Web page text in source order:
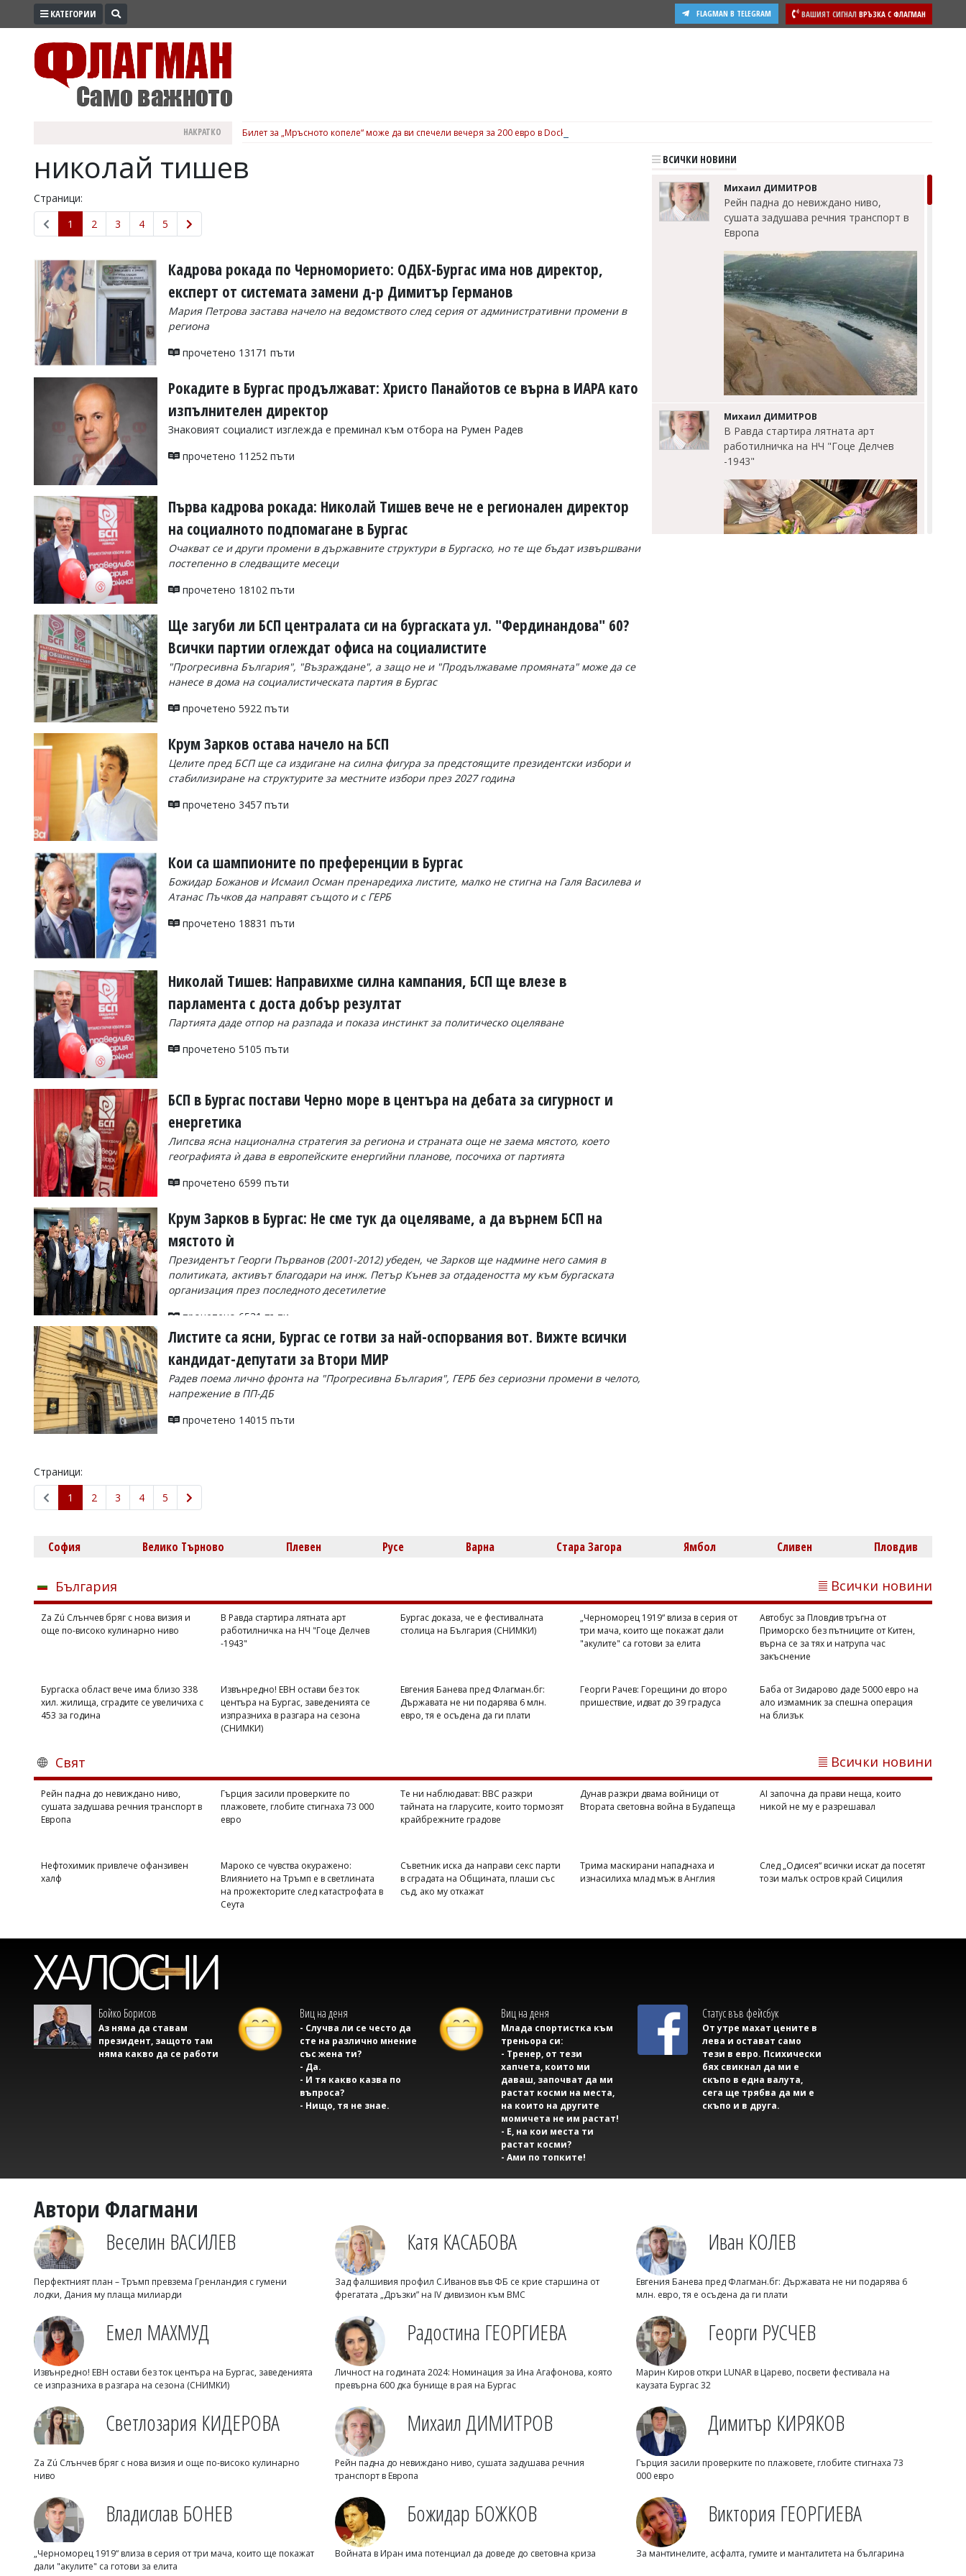
ПРОМО
ЗДРАВЕ
ПОЛИТИКА
ОБЩИНИ
ОБЩЕСТВО
ЛАЙФСТАЙЛ
ВОЙНАТА
СПОРТ
РАЗСЛЕДВАНЕ
v.vasilev@flagman.bg
Касабова,
k.kassabova@flagman.bg
Главен
редактор:
Колев,
office@flagman.bg
Коментарите
статиите
въвеждат
читателите
откриете
обиден
коментар,
сигнализирайте
КАТЕГОРИИ ВАШИЯТ СИГНАЛ ВРЪЗКА С ФЛАГМАН
FLAGMAN В TELEGRAM
НАКРАТКО Билет за „Мръсното копеле“ може да ви спечели вечеря за 200 евро в Dock 5, вижте подробности
николай тишев
Страници:
1
2 3 4 5
Кадрова рокада по Черноморието: ОДБХ-Бургас има нов директор,
експерт от системата замени д-р Димитър Германов
Мария Петрова застава начело на ведомството след серия от административни промени в
региона
прочетено 13171 пъти
Рокадите в Бургас продължават: Христо Панайотов се върна в ИАРА като
изпълнителен директор
Знаковият социалист изглежда е преминал към отбора на Румен Радев
прочетено 11252 пъти
Първа кадрова рокада: Николай Тишев вече не е регионален директор
на социалното подпомагане в Бургас
Очакват се и други промени в държавните структури в Бургаско, но те ще бъдат извършвани
постепенно в следващите месеци
прочетено 18102 пъти
Ще загуби ли БСП централата си на бургаската ул. "Фердинандова" 60?
Всички партии оглеждат офиса на социалистите
"Прогресивна България", "Възраждане", а защо не и "Продължаваме промяната" може да се
нанесе в дома на социалистическата партия в Бургас
прочетено 5922 пъти
Крум Зарков остава начело на БСП
Целите пред БСП ще са издигане на силна фигура за предстоящите президентски избори и
стабилизиране на структурите за местните избори през 2027 година
прочетено 3457 пъти
Кои са шампионите по преференции в Бургас
Божидар Божанов и Исмаил Осман пренаредиха листите, малко не стигна на Галя Василева и
Атанас Пъчков да направят същото и с ГЕРБ
прочетено 18831 пъти
Николай Тишев: Направихме силна кампания, БСП ще влезе в
парламента с доста добър резултат
Партията даде отпор на разпада и показа инстинкт за политическо оцеляване
прочетено 5105 пъти
БСП в Бургас постави Черно море в центъра на дебата за сигурност и
енергетика
Липсва ясна национална стратегия за региона и страната още не заема мястото, което
географията ѝ дава в европейските енергийни планове, посочиха от партията
прочетено 6599 пъти
Крум Зарков в Бургас: Не сме тук да оцеляваме, а да върнем БСП на
мястото ѝ
Президентът Георги Първанов (2001-2012) убеден, че Зарков ще надмине него самия в
политиката, активът благодари на инж. Петър Кънев за отдадеността му към бургаската
организация през последното десетилетие
прочетено 6531 пъти
Листите са ясни, Бургас се готви за най-оспорвания вот. Вижте всички
кандидат-депутати за Втори МИР
Радев поема лично фронта на "Прогресивна България", ГЕРБ без сериозни промени в челото,
напрежение в ПП-ДБ
прочетено 14015 пъти
Страници:
1
2 3 4 5
ВСИЧКИ НОВИНИ
Михаил ДИМИТРОВ
Рейн падна до невиждано ниво,
сушата задушава речния транспорт в
Европа
Михаил ДИМИТРОВ
В Равда стартира лятната арт
работилничка на НЧ "Гоце Делчев
-1943"
453 за година
Михаил ДИМИТРОВ
на прожекторите след катастрофата в
пришествие, идват до 39 градуса
София Велико Търново Плевен Русе Варна Стара Загора Ямбол Сливен Пловдив
България Всички новини
Za Zú Слънчев бряг с нова визия и
още по-високо кулинарно ниво
В Равда стартира лятната арт
работилничка на НЧ "Гоце Делчев
-1943"
Бургас доказа, че е фестивалната
столица на България (СНИМКИ)
„Черноморец 1919“ влиза в серия от
три мача, които ще покажат дали
"акулите" са готови за елита
Автобус за Пловдив тръгна от
Приморско без пътниците от Китен,
върна се за тях и натрупа час
закъснение
Бургаска област вече има близо 338
хил. жилища, сградите се увеличиха с
453 за година
Извънредно! ЕВН остави без ток
центъра на Бургас, заведенията се
изпразниха в разгара на сезона
(СНИМКИ)
Евгения Банева пред Флагман.бг:
Държавата не ни подарява 6 млн.
евро, тя е осъдена да ги плати
Георги Рачев: Горещини до второ
пришествие, идват до 39 градуса
Баба от Зидарово даде 5000 евро на
ало измамник за спешна операция
на близък
Свят Всички новини
Рейн падна до невиждано ниво,
сушата задушава речния транспорт в
Европа
Гърция засили проверките по
плажовете, глобите стигнаха 73 000
евро
Те ни наблюдават: BBC разкри
тайната на гларусите, които тормозят
крайбрежните градове
Дунав разкри двама войници от
Втората световна война в Будапеща
AI започна да прави неща, които
никой не му е разрешавал
Нефтохимик привлече офанзивен
халф
Мароко се чувства окуражено:
Влиянието на Тръмп е в светлината
на прожекторите след катастрофата в
Сеута
Съветник иска да направи секс парти
в сградата на Общината, плаши със
съд, ако му откажат
Трима маскирани нападнаха и
изнасилиха млад мъж в Англия
След „Одисея“ всички искат да посетят
този малък остров край Сицилия
Бойко Борисов
Аз няма да ставам
президент, защото там
няма какво да се работи
Виц на деня
- Случва ли се често да
сте на различно мнение
със жена ти?
- Да.
- И тя какво казва по
въпроса?
- Нищо, тя не знае.
Виц на деня
Млада спортистка към
треньора си:
- Тренер, от тези
хапчета, които ми
даваш, започват да ми
растат косми на места,
на които на другите
момичета не им растат!
- Е, на кои места ти
растат косми?
- Ами по топките!
Статус във фейсбук
От утре махат цените в
лева и остават само
тези в евро. Психически
бях свикнал да ми е
скъпо в една валута,
сега ще трябва да ми е
скъпо и в друга.
Автори Флагмани
Веселин ВАСИЛЕВ
Перфектният план – Тръмп превзема Гренландия с гумени
лодки, Дания му плаща милиарди
Катя КАСАБОВА
Зад фалшивия профил С.Иванов във ФБ се крие старшина от
фрегатата „Дръзки” на IV дивизион към ВМС
Иван КОЛЕВ
Евгения Банева пред Флагман.бг: Държавата не ни подарява 6
млн. евро, тя е осъдена да ги плати
Емел МАХМУД
Извънредно! ЕВН остави без ток центъра на Бургас, заведенията
се изпразниха в разгара на сезона (СНИМКИ)
Радостина ГЕОРГИЕВА
Личност на годината 2024: Номинация за Ина Агафонова, която
превърна 600 дка бунище в рая на Бургас
Георги РУСЧЕВ
Марин Киров откри LUNAR в Царево, посвети фестивала на
каузата Бургас 32
Светлозария КИДЕРОВА
Za Zú Слънчев бряг с нова визия и още по-високо кулинарно
ниво
Михаил ДИМИТРОВ
Рейн падна до невиждано ниво, сушата задушава речния
транспорт в Европа
Димитър КИРЯКОВ
Гърция засили проверките по плажовете, глобите стигнаха 73
000 евро
Владислав БОНЕВ
„Черноморец 1919“ влиза в серия от три мача, които ще покажат
дали "акулите" са готови за елита
Божидар БОЖКОВ
Войната в Иран има потенциал да доведе до световна криза
Виктория ГЕОРГИЕВА
За мантинелите, асфалта, гумите и манталитета на българина